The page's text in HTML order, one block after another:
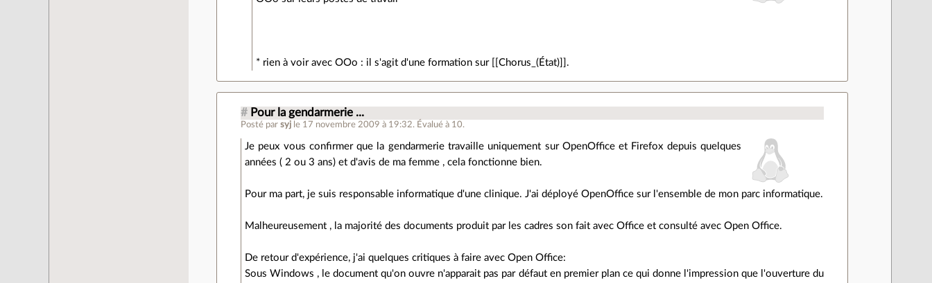
* rien à voir avec OOo : il s'agit d'une formation sur [[Chorus_(État)]].
# Pour la gendarmerie ...
Posté parsyj le 17 novembre 2009 à 19:32. Évalué à 10.
Je peux vous confirmer que la gendarmerie travaille uniquement sur OpenOffice et Firefox depuis quelques
années ( 2 ou 3 ans) et d'avis de ma femme , cela fonctionne bien.
Pour ma part, je suis responsable informatique d'une clinique. J'ai déployé OpenOffice sur l'ensemble de mon parc informatique.
Malheureusement , la majorité des documents produit par les cadres son fait avec Office et consulté avec Open Office.
De retour d'expérience, j'ai quelques critiques à faire avec Open Office:
Sous Windows , le document qu'on ouvre n'apparait pas par défaut en premier plan ce qui donne l'impression que l'ouverture du